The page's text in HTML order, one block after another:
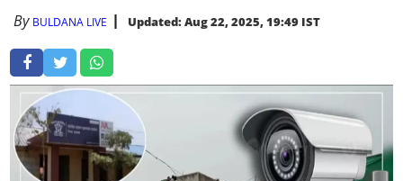
By BULDANA LIVE Updated: Aug 22, 2025, 19:49 IST